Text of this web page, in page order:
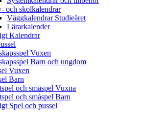
och skolkalendrar
Väggkalendrar Studieåret
Lärarkalender
Kalendrar
Vuxen
Barn och ungdom
Vuxen
Barn
och småspel Vuxna
och småspel Barn
Spel och pussel